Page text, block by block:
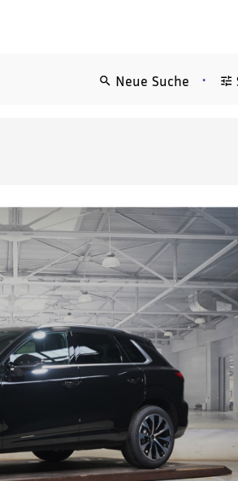
Neue Suche •